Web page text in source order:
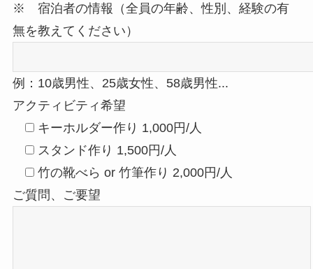
※ 宿泊者の情報（全員の年齢、性別、経験の有
無を教えてください）
例：10歳男性、25歳女性、58歳男性...
アクティビティ希望
キーホルダー作り 1,000円/人
スタンド作り 1,500円/人
竹の靴べら or 竹筆作り 2,000円/人
ご質問、ご要望